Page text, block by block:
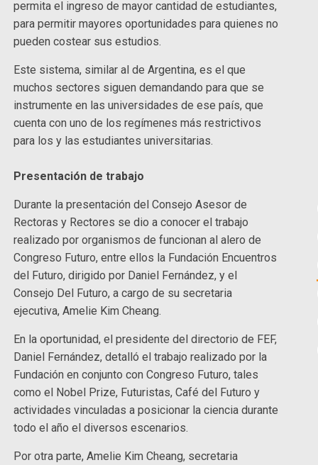
permita el ingreso de mayor cantidad de estudiantes,
para permitir mayores oportunidades para quienes no
pueden costear sus estudios.
Este sistema, similar al de Argentina, es el que
muchos sectores siguen demandando para que se
instrumente en las universidades de ese país, que
cuenta con uno de los regímenes más restrictivos
para los y las estudiantes universitarias.
Presentación de trabajo
Durante la presentación del Consejo Asesor de
Rectoras y Rectores se dio a conocer el trabajo
realizado por organismos de funcionan al alero de
Congreso Futuro, entre ellos la Fundación Encuentros
del Futuro, dirigido por Daniel Fernández, y el
Consejo Del Futuro, a cargo de su secretaria
ejecutiva, Amelie Kim Cheang.
En la oportunidad, el presidente del directorio de FEF,
Daniel Fernández, detalló el trabajo realizado por la
Fundación en conjunto con Congreso Futuro, tales
como el Nobel Prize, Futuristas, Café del Futuro y
actividades vinculadas a posicionar la ciencia durante
todo el año el diversos escenarios.
Por otra parte, Amelie Kim Cheang, secretaria